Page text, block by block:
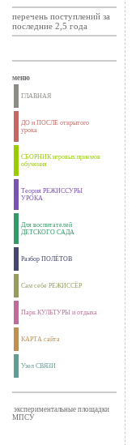
перечень поступлений за
последние 2,5 года
меню
ГЛАВНАЯ
ДО и ПОСЛЕ открытого
урока
СБОРНИК игровых приемов
обучения
Теория РЕЖИССУРЫ
УРОКА
Для воспитателей
ДЕТСКОГО САДА
Разбор ПОЛЁТОВ
Сам себе РЕЖИССЁР
Парк КУЛЬТУРЫ и отдыха
КАРТА сайта
Узел СВЯЗИ
экспериментальные площадки
МПСУ